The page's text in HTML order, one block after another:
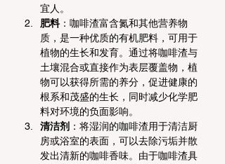
宜人。
肥料：咖啡渣富含氮和其他营养物
质，是一种优质的有机肥料，可用于
植物的生长和发育。通过将咖啡渣与
土壤混合或直接作为表层覆盖物，植
物可以获得所需的养分，促进健康的
根系和茂盛的生长，同时减少化学肥
料对环境的负面影响。
清洁剂 ：将湿润的咖啡渣用于清洁厨
房或浴室的表面，可以去除污垢并散
发出清新的咖啡香味。由于咖啡渣具